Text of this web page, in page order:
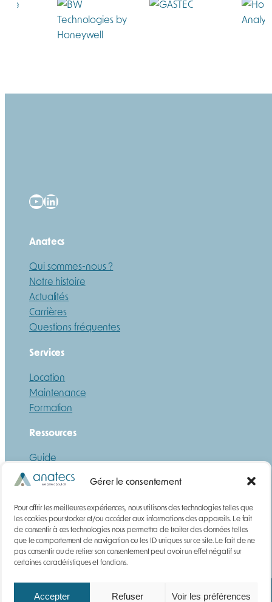
Gérer le consentement
Pour offrir les meilleures expériences, nous utilisons des technologies telles que
les cookies pour stocker et/ou accéder aux informations des appareils. Le fait
de consentir à ces technologies nous permettra de traiter des données telles
que le comportement de navigation ou les ID uniques sur ce site. Le fait de ne
pas consentir ou de retirer son consentement peut avoir un effet négatif sur
certaines caractéristiques et fonctions.
Accepter Refuser Voir les préférences
YouTube
LinkedIn
Anatecs
Qui sommes-nous ?
Notre histoire
Actualités
Carrières
Questions fréquentes
Services
Location
Maintenance
Formation
Ressources
Guide
Téléchargements
Gaz
Poussières
Contact
Mentions légales Paiements | Livraison | CGV